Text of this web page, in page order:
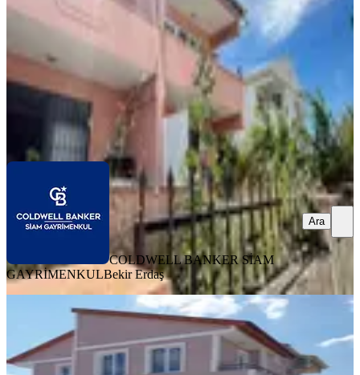
3+1·130 m² ·24.06.2026
COLDWELL BANKER SİAM GAYRİMENKULBekir Erdaş
COLDWELL BANKER SİAM
GAYRİMENKULBekir Erdaş
Ara
Yeniçiftlik Mahallesi'nde Kiralık 3+1
Sıfır Villa
Tekirdağ, Marmaraereğlisi